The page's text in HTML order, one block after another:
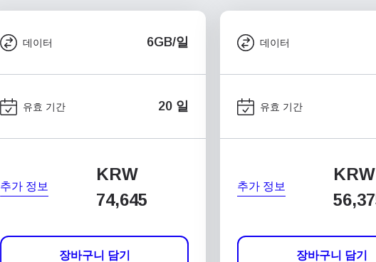
데이터 6GB/일
유효 기간 20 일
추가 정보
KRW
74,645
장바구니 담기
데이터
유효 기간
추가 정보
KRW
장바구니 담기